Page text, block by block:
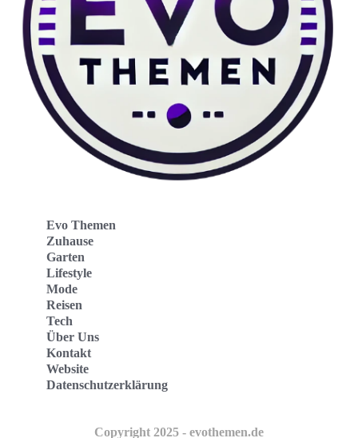
Evo Themen
Zuhause
Garten
Lifestyle
Mode
Reisen
Tech
Über Uns
Kontakt
Website
Datenschutzerklärung
Copyright 2025 - evothemen.de